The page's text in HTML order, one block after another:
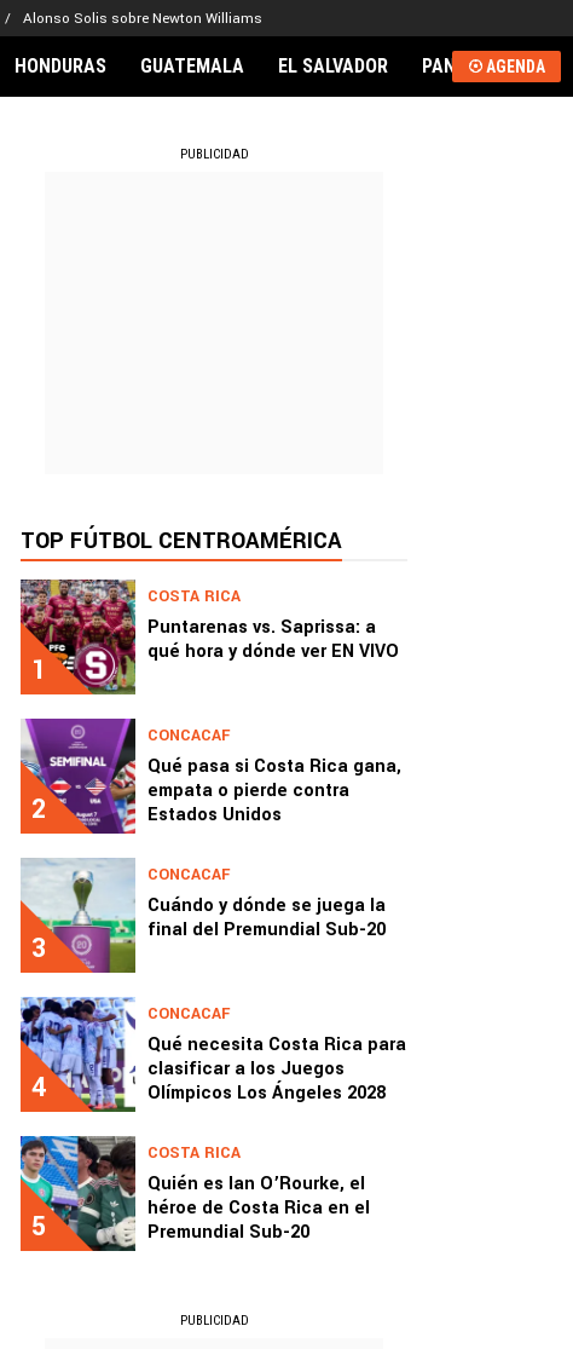
Alonso Solis sobre Newton Williams
HONDURAS GUATEMALA EL SALVADOR PANAMÁAGENDA
PUBLICIDAD
TOP FÚTBOL CENTROAMÉRICA
1
COSTA RICA
Puntarenas vs. Saprissa: a
qué hora y dónde ver EN VIVO
2
CONCACAF
Qué pasa si Costa Rica gana,
empata o pierde contra
Estados Unidos
3
CONCACAF
Cuándo y dónde se juega la
final del Premundial Sub-20
4
CONCACAF
Qué necesita Costa Rica para
clasificar a los Juegos
Olímpicos Los Ángeles 2028
5
COSTA RICA
Quién es Ian O’Rourke, el
héroe de Costa Rica en el
Premundial Sub-20
PUBLICIDAD